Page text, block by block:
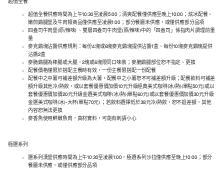
超值全餐
超值全餐供應時間為上午10:30至凌晨5:00；清爽配餐僅供應至晚上10:00；炫冰配餐、
嫩煎鷄腿堡及牛肉類商品僅供應至凌晨1:00；部分餐廳未供應，或僅供應部分品項
四盎司牛肉堡(原/辣味) 、雙層四盎司牛肉堡(原/辣味)中的「四盎司」係指肉片調理前重
量
麥克鷄塊沾醬供應規則：每份4塊或6塊麥克鷄塊提供沾醬1盒、每份10塊麥克鷄塊提供
沾醬2盒
麥脆鷄腿為棒腿或大腿，2塊或6塊限同口味裝；麥脆鷄腿部位恕不指定、更換
配餐價格僅限於搭配主餐時有效，一份主餐限搭配一份配餐
配餐中之中薯可補差額升級為大薯，配餐中之小薯恕不可補差額升級；配餐飲料可補差
額升級其他冷/熱飲，或以套餐優惠價加價10元升級經典美式咖啡(冰/熱)(單點50元)或以
套餐優惠價加價20元升級金選美式咖啡(冰/熱)(單點60元)或以套餐優惠價加價30元升級
金選美式咖啡(冰)-大杯(單點70元) ；若飲料選擇低於38元冷/熱飲，恕不退差額，其他
內容恕無法更換
麥香魚使用鮮嫩魚肉，真材實料，可能有刺請小心
極選系列
選系列漢堡供應時間為上午10:30至凌晨1:00，極選系列沙拉僅供應至晚上10:00；部分
餐廳未供應，或僅供應部分品項